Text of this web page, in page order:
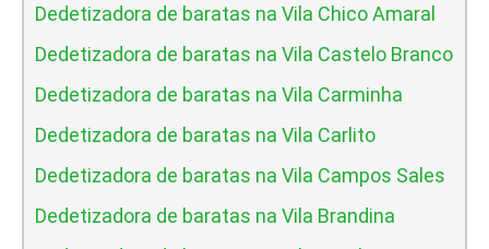
Dedetizadora de baratas na Vila Chico Amaral
Dedetizadora de baratas na Vila Castelo Branco
Dedetizadora de baratas na Vila Carminha
Dedetizadora de baratas na Vila Carlito
Dedetizadora de baratas na Vila Campos Sales
Dedetizadora de baratas na Vila Brandina